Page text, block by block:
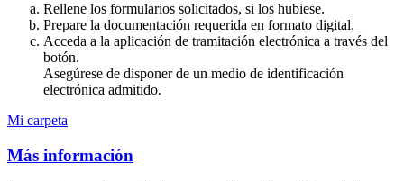
Rellene los formularios solicitados, si los hubiese.
Prepare la documentación requerida en formato digital.
Acceda a la aplicación de tramitación electrónica a través del
botón.
Asegúrese de disponer de un medio de identificación
electrónica admitido.
Mi carpeta
Más información